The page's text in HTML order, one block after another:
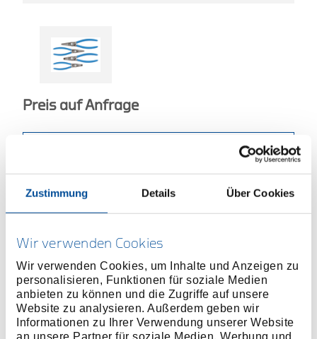
Zustimmung Details Über Cookies
Wir verwenden Cookies
Wir verwenden Cookies, um Inhalte und Anzeigen zu
personalisieren, Funktionen für soziale Medien
anbieten zu können und die Zugriffe auf unsere
Website zu analysieren. Außerdem geben wir
Informationen zu Ihrer Verwendung unserer Website
an unsere Partner für soziale Medien, Werbung und
Preis auf Anfrage
HÄNDLER FINDEN
Produktlinie
Produktbeschreibung
Gängige Zusammenstellung
Eingedrückte Spitzen aus hochverschleißfestem
Wälzlagerstahl